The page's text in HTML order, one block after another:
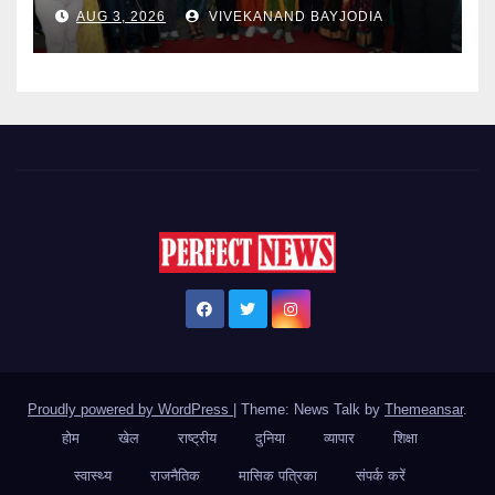
AUG 3, 2026 VIVEKANAND BAYJODIA
Proudly powered by WordPress Theme: News Talk by Themeansar.
होम
खेल राष्ट्रीय दुनिया व्यापार शिक्षा
स्वास्थ्य राजनैतिक मासिक पत्रिका संपर्क करें